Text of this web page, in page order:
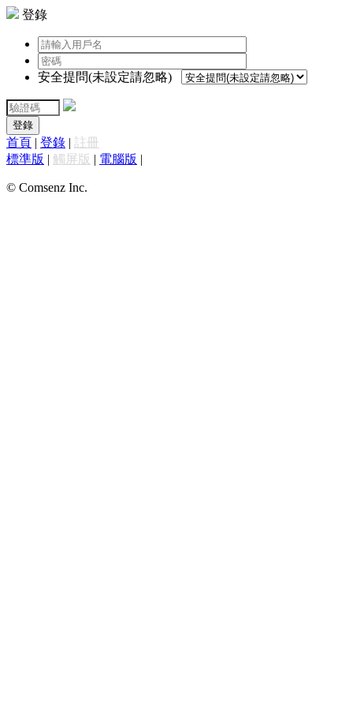
登錄
安全提問(未設定請忽略)
登錄
首頁 | 登錄 | 註冊
標準版 | 觸屏版 | 電腦版 |
© Comsenz Inc.